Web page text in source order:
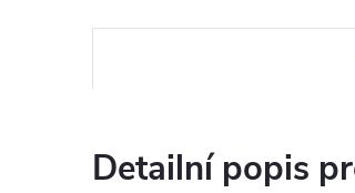
Detailní popis